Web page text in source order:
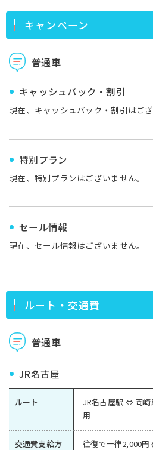
キャンペーン
普通車
キャッシュバック・割引
現在、キャッシュバック・割引はござ
特別プラン
現在、特別プランはございません。
セール情報
現在、セール情報はございません。
ルート・交通費
普通車
JR名古屋
ルート
JR名古屋駅 ⇔ 岡
用
交通費支給方
往復で一律2,000円